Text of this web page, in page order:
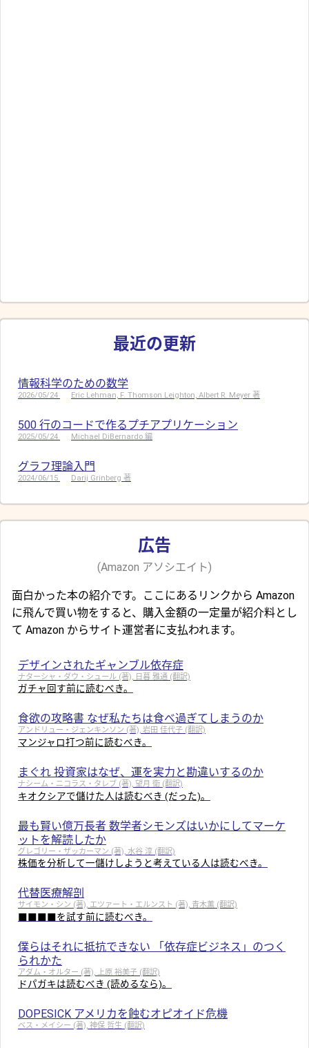
最近の更新
情報科学のための数学
2026/05/24 Eric Lehman, F. Thomson Leighton, Albert R. Meyer 著
500 行のコードで作るプチアプリケーション
2025/05/24 Michael DiBernardo 編
グラフ理論入門
2024/06/15 Darij Grinberg 著
広告
(Amazon アソシエイト)
面白かった本の紹介です。ここにあるリンクから Amazon
に飛んで買い物をすると、購入金額の一定量が紹介料とし
て Amazon からサイト運営者に支払われます。
デザインされたギャンブル依存症
ナターシャ・ダウ・シュール (著), 日暮 雅通 (翻訳)
ガチャ回す前に読むべき。
食欲の攻略書 なぜ私たちは食べ過ぎてしまうのか
アンドリュー・ジェンキンソン (著), 岩田 佳代子 (翻訳)
マンジャロ打つ前に読むべき。
まぐれ 投資家はなぜ、運を実力と勘違いするのか
ナシーム・ニコラス・タレブ (著), 望月 衛 (翻訳)
キオクシアで儲けた人は読むべき (だった)。
最も賢い億万長者 数学者シモンズはいかにしてマーケ
ットを解読したか
グレゴリー・ザッカーマン (著), 水谷 淳 (翻訳)
株価を分析して一儲けしようと考えている人は読むべき。
代替医療解剖
サイモン・シン (著), エツァート・エルンスト (著), 青木薫 (翻訳)
■■■■を試す前に読むべき。
僕らはそれに抵抗できない 「依存症ビジネス」のつく
られかた
アダム・オルター (著), 上原 裕美子 (翻訳)
ドパガキは読むべき (読めるなら)。
DOPESICK アメリカを蝕むオピオイド危機
ベス・メイシー (著), 神保 哲生 (翻訳)